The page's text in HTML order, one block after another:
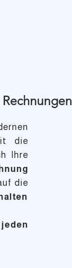
die
Ihre
die